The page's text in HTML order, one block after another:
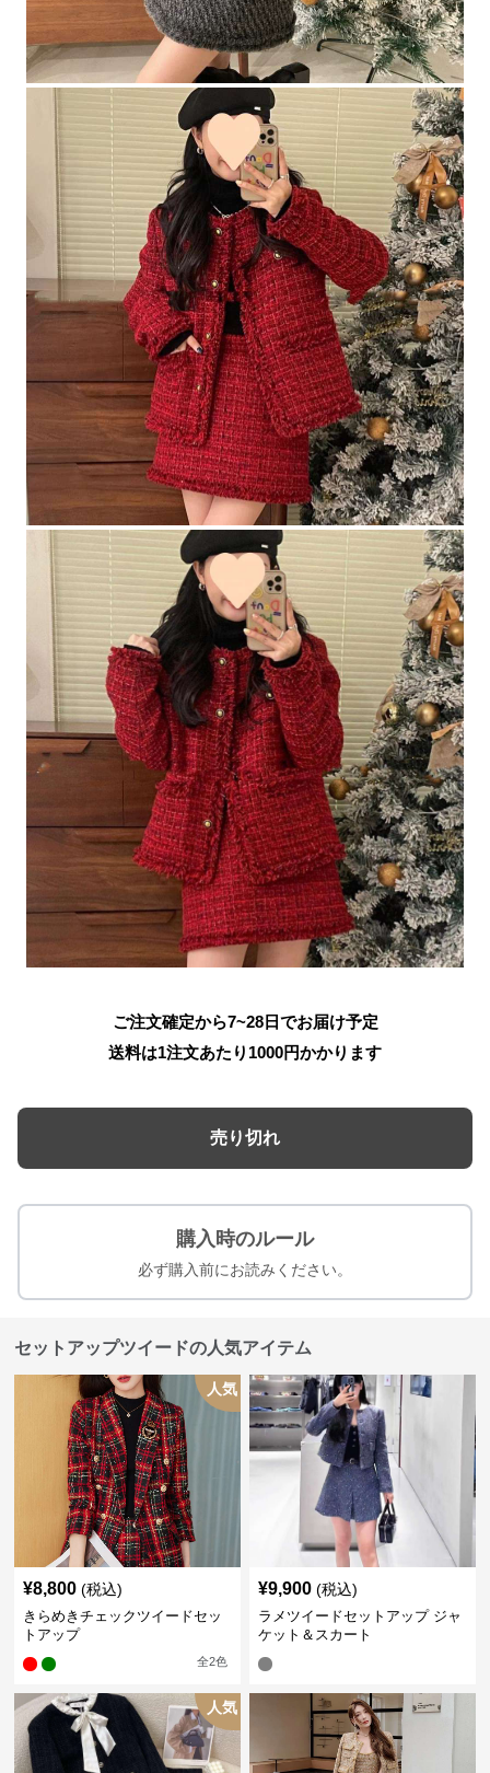
ご注文確定から7~28日でお届け予定
送料は1注文あたり 1000円かかります
売り切れ
購入時のルール
必ず購入前にお読みください。
セットアップツイードの人気アイテム
人気
¥8,800 (税込)
きらめきチェックツイードセッ
トアップ
全2色
¥9,900 (税込)
ラメツイードセットアップ ジャ
ケット＆スカート
人気